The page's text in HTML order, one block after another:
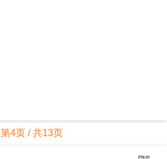
第4页 / 共13页